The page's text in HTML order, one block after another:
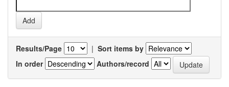
Results/Page | Sort items by
In order
Authors/record